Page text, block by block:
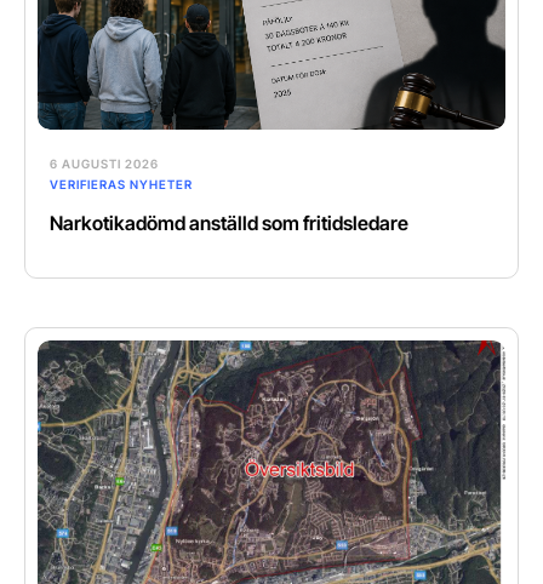
6 AUGUSTI 2026
VERIFIERAS NYHETER
Narkotikadömd anställd som fritidsledare